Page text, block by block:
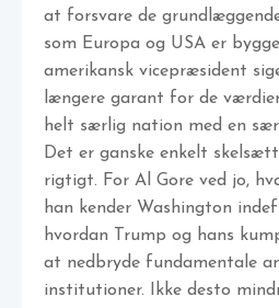
at forsvare de
som Europa og USA er
amerikansk vicepræsident
længere garant for de
helt særlig nation med en
Det er ganske enkelt
rigtigt. For Al Gore ved jo,
han kender Washington
hvordan Trump og hans
at nedbryde fundamentale
institutioner. Ikke desto